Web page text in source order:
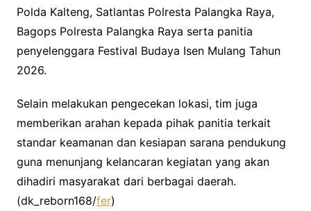
Polda Kalteng, Satlantas Polresta Palangka Raya,
Bagops Polresta Palangka Raya serta panitia
penyelenggara Festival Budaya Isen Mulang Tahun
2026.
Selain melakukan pengecekan lokasi, tim juga
memberikan arahan kepada pihak panitia terkait
standar keamanan dan kesiapan sarana pendukung
guna menunjang kelancaran kegiatan yang akan
dihadiri masyarakat dari berbagai daerah.
(dk_reborn168/fer)